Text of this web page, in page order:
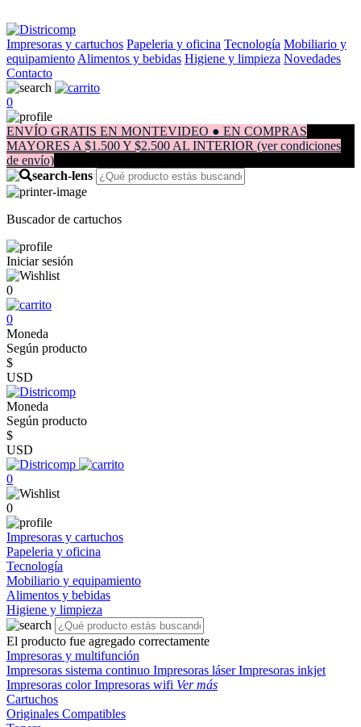
Impresoras y cartuchos Papeleria y oficina Tecnología Mobiliario y
equipamiento Alimentos y bebidas Higiene y limpieza Novedades
Contacto
0
ENVÍO GRATIS EN MONTEVIDEO ● EN COMPRAS
MAYORES A $1.500 Y $2.500 AL INTERIOR (ver condiciones
de envío)
Buscador de cartuchos
Iniciar sesión
0
0
Moneda
Según producto
$
USD
Moneda
Según producto
$
USD
0
0
Impresoras y cartuchos
Papeleria y oficina
Tecnología
Mobiliario y equipamiento
Alimentos y bebidas
Higiene y limpieza
El producto fue agregado correctamente
Impresoras y multifunción
Impresoras sistema continuo Impresoras láserImpresoras inkjet
Impresoras colorImpresoras wifi Ver más
Cartuchos
Originales Compatibles